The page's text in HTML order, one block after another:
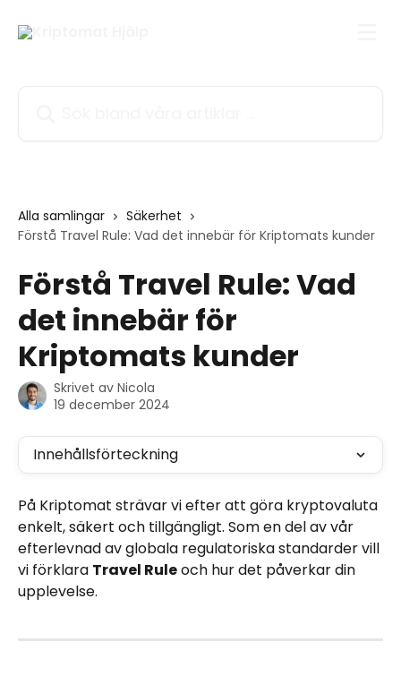
Alla samlingar
Säkerhet
Förstå Travel Rule: Vad det innebär för Kriptomats kunder
Förstå Travel Rule: Vad
det innebär för
Kriptomats kunder
Skrivet av Nicola
19 december 2024
Innehållsförteckning
På Kriptomat strävar vi efter att göra kryptovaluta
enkelt, säkert och tillgängligt. Som en del av vår
efterlevnad av globala regulatoriska standarder vill
vi förklara Travel Rule och hur det påverkar din
upplevelse.